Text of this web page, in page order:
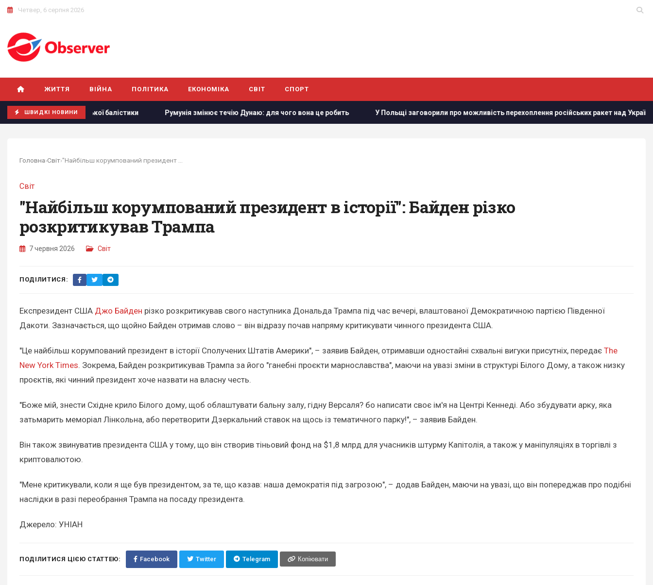
Четвер, 6 серпня 2026
ЖИТТЯ ВІЙНА ПОЛІТИКА ЕКОНОМІКА СВІТ СПОРТ
ШВИДКІ НОВИНИ
української балістики Румунія змінює течію Дунаю: для чого вона це робить У Польщі заговорили про можливість перехоплення російських ракет над Україною, -
Головна›Світ›
Світ
"Найбільш корумпований президент в історії": Байден різко
розкритикував Трампа
7 червня 2026 Світ
ПОДІЛИТИСЯ:
Експрезидент США Джо Байден різко розкритикував свого наступника Дональда Трампа під час вечері, влаштованої Демократичною партією Південної
Дакоти. Зазначається, що щойно Байден отримав слово – він відразу почав напряму критикувати чинного президента США.
"Це найбільш корумпований президент в історії Сполучених Штатів Америки", – заявив Байден, отримавши одностайні схвальні вигуки присутніх, передає The
New York Times. Зокрема, Байден розкритикував Трампа за його "ганебні проєкти марнославства", маючи на увазі зміни в структурі Білого Дому, а також низку
проєктів, які чинний президент хоче назвати на власну честь.
"Боже мій, знести Східне крило Білого дому, щоб облаштувати бальну залу, гідну Версаля? бо написати своє ім'я на Центрі Кеннеді. Або збудувати арку, яка
затьмарить меморіал Лінкольна, або перетворити Дзеркальний ставок на щось із тематичного парку!", – заявив Байден.
Він також звинуватив президента США у тому, що він створив тіньовий фонд на $1,8 млрд для учасників штурму Капітолія, а також у маніпуляціях в торгівлі з
криптовалютою.
"Мене критикували, коли я ще був президентом, за те, що казав: наша демократія під загрозою", – додав Байден, маючи на увазі, що він попереджав про подібні
наслідки в разі переобрання Трампа на посаду президента.
Джерело: УНІАН
ПОДІЛИТИСЯ ЦІЄЮ СТАТТЕЮ: Facebook Twitter Telegram Копіювати